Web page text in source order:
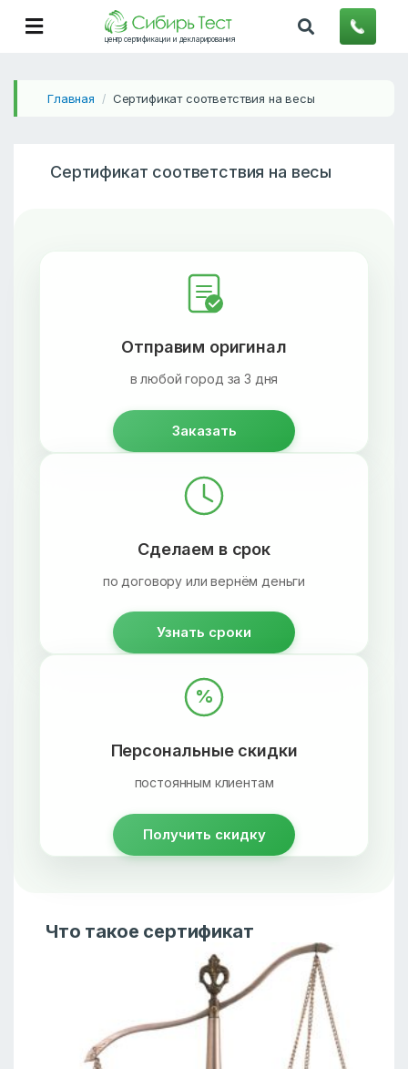
центр сертификации и декларирования
Главная / Сертификат соответствия на весы
Сертификат соответствия на весы
Отправим оригинал
в любой город за 3 дня
Заказать
Сделаем в срок
по договору или вернём деньги
Узнать сроки
%
Персональные скидки
постоянным клиентам
Получить скидку
Что такое сертификат